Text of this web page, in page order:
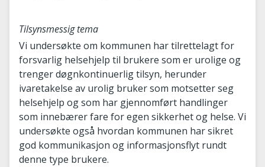
Tilsynsmessig tema
Vi undersøkte om kommunen har tilrettelagt for
forsvarlig helsehjelp til brukere som er urolige og
trenger døgnkontinuerlig tilsyn, herunder
ivaretakelse av urolig bruker som motsetter seg
helsehjelp og som har gjennomført handlinger
som innebærer fare for egen sikkerhet og helse. Vi
undersøkte også hvordan kommunen har sikret
god kommunikasjon og informasjonsflyt rundt
denne type brukere.